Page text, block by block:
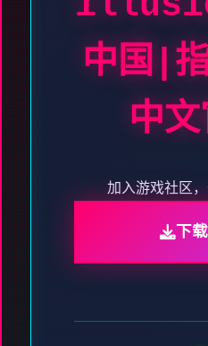
中国|
中
加入游戏社区
下